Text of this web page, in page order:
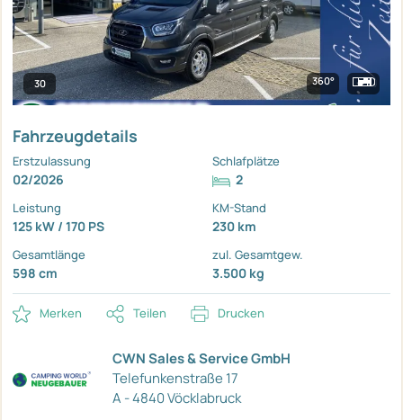
30 360°
Fahrzeugdetails
Erstzulassung
02/2026
Schlafplätze
2
Leistung
125 kW / 170 PS
KM-Stand
230 km
Gesamtlänge
598 cm
zul. Gesamtgew.
3.500 kg
Merken Teilen Drucken
CWN Sales & Service GmbH
Telefunkenstraße 17
A - 4840 Vöcklabruck